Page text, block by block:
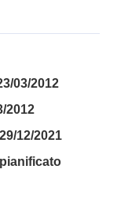
03/2012
2012
29/12/2021